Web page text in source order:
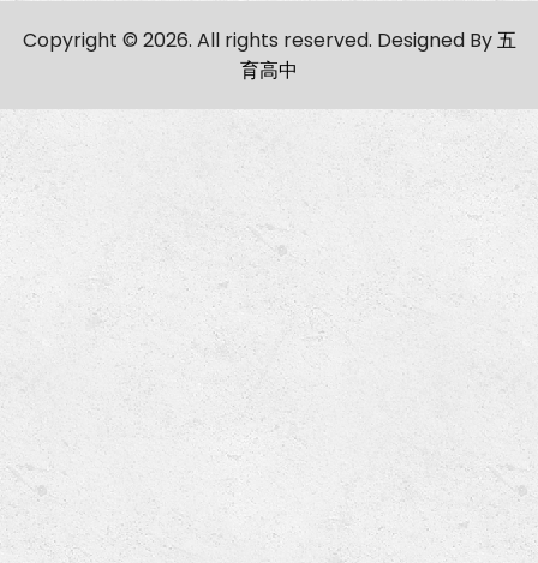
Copyright © 2026. All rights reserved. Designed By五
育高中